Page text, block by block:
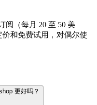
阅（每月 20 至 50 美
价和免费试用，对偶尔使
更好吗？